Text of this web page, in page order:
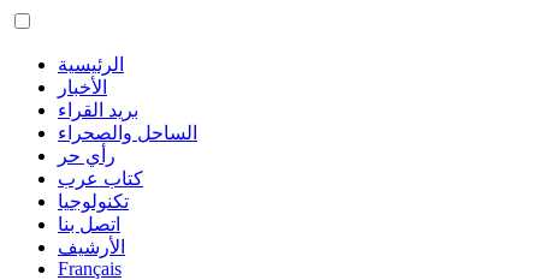
الرئيسية
الأخبار
بريد القراء
الساحل والصحراء
رأي حر
كتاب عرب
تكنولوجيا
اتصل بنا
الأرشيف
Français